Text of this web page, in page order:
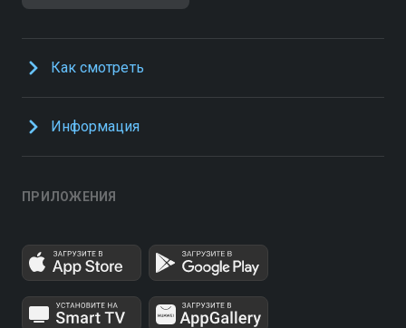
Как смотреть
Информация
ПРИЛОЖЕНИЯ